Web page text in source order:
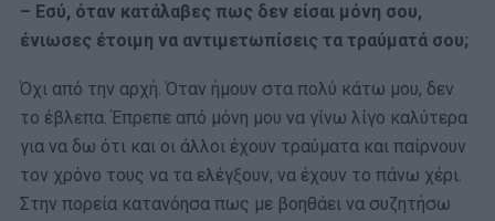
– Εσύ, όταν κατάλαβες πως δεν είσαι μόνη σου,
ένιωσες έτοιμη να αντιμετωπίσεις τα τραύματά σου;
Όχι από την αρχή. Όταν ήμουν στα πολύ κάτω μου, δεν
το έβλεπα. Έπρεπε από μόνη μου να γίνω λίγο καλύτερα
για να δω ότι και οι άλλοι έχουν τραύματα και παίρνουν
τον χρόνο τους να τα ελέγξουν, να έχουν το πάνω χέρι.
Στην πορεία κατανόησα πως με βοηθάει να συζητήσω